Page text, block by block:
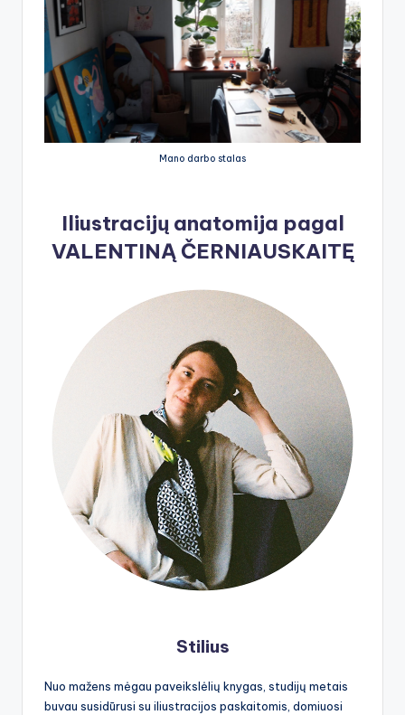
Mano darbo stalas
Iliustracijų anatomija pagal
VALENTINĄ ČERNIAUSKAITĘ
Stilius
Nuo mažens mėgau paveikslėlių knygas, studijų metais
buvau susidūrusi su iliustracijos paskaitomis, domiuosi